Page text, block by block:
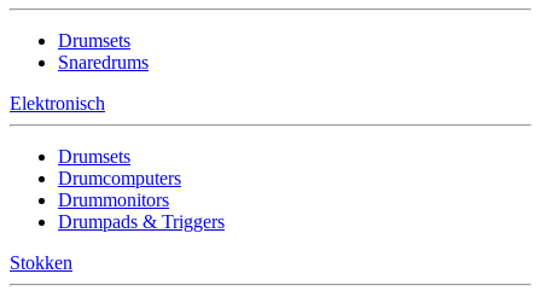
Drumsets
Snaredrums
Elektronisch
Drumsets
Drumcomputers
Drummonitors
Drumpads & Triggers
Stokken